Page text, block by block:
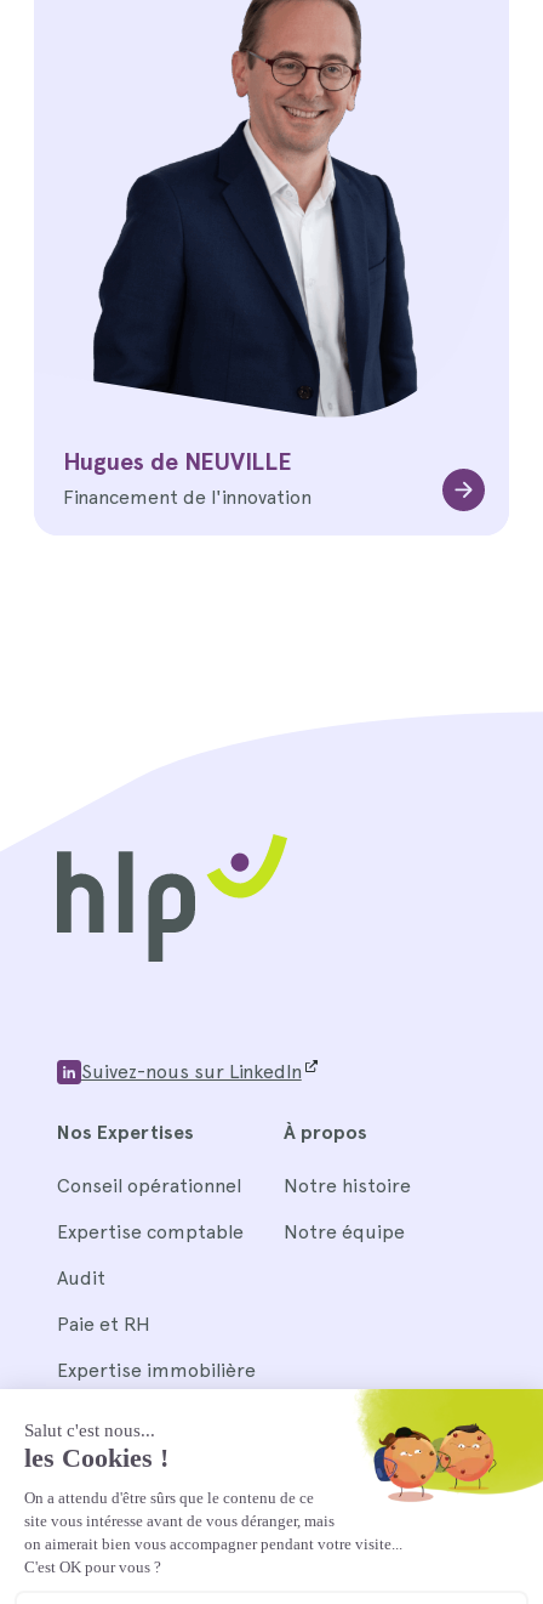
Hugues de NEUVILLE
Financement de l'innovation
Suivez-nous sur LinkedIn
Nos Expertises
Conseil opérationnel
Expertise comptable
Audit
Paie et RH
Expertise immobilière
À propos
Notre histoire
Notre équipe
Nos outils
Pennylane
Silae et Wagyz